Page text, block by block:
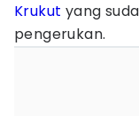
Krukut yang
pengerukan.